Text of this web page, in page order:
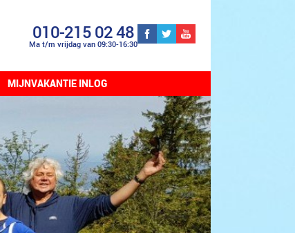
010-215 02 48
Ma t/m vrijdag van 09:30-16:30
MIJNVAKANTIE INLOG